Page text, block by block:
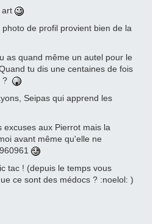
art
de profil provient bien de la
as quand même un autel pour le
tu dis une centaines de fois
?
Seipas qui apprend les
excuses aux Pierrot mais la
avant même qu'elle ne
tac ! (depuis le temps vous
ce sont des médocs ? :noelol: )